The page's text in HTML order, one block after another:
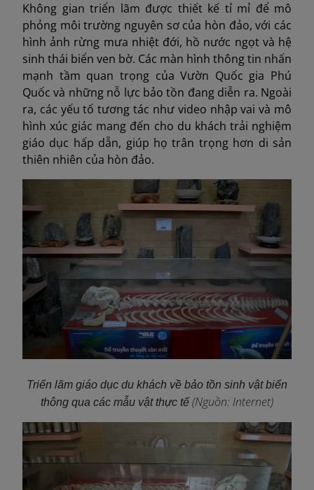
Không gian triển lãm được thiết kế tỉ mỉ để mô
phỏng môi trường nguyên sơ của hòn đảo, với các
hình ảnh rừng mưa nhiệt đới, hồ nước ngọt và hệ
sinh thái biển ven bờ. Các màn hình thông tin nhấn
mạnh tầm quan trọng của Vườn Quốc gia Phú
Quốc và những nỗ lực bảo tồn đang diễn ra. Ngoài
ra, các yếu tố tương tác như video nhập vai và mô
hình xúc giác mang đến cho du khách trải nghiệm
giáo dục hấp dẫn, giúp họ trân trọng hơn di sản
thiên nhiên của hòn đảo.
Triển lãm giáo dục du khách về bảo tồn sinh vật biển
thông qua các mẫu vật thực tế (Nguồn: Internet)